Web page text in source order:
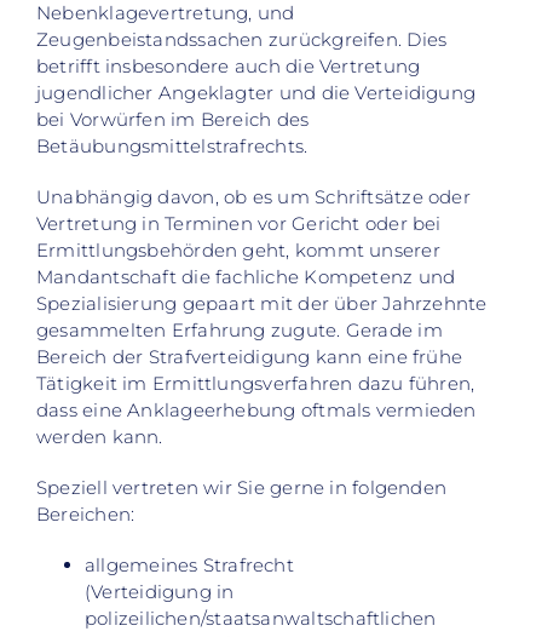
Nebenklagevertretung, und
Zeugenbeistandssachen zurückgreifen. Dies
betrifft insbesondere auch die Vertretung
jugendlicher Angeklagter und die Verteidigung
bei Vorwürfen im Bereich des
Betäubungsmittelstrafrechts.
Unabhängig davon, ob es um Schriftsätze oder
Vertretung in Terminen vor Gericht oder bei
Ermittlungsbehörden geht, kommt unserer
Mandantschaft die fachliche Kompetenz und
Spezialisierung gepaart mit der über Jahrzehnte
gesammelten Erfahrung zugute. Gerade im
Bereich der Strafverteidigung kann eine frühe
Tätigkeit im Ermittlungsverfahren dazu führen,
dass eine Anklageerhebung oftmals vermieden
werden kann.
Speziell vertreten wir Sie gerne in folgenden
Bereichen:
allgemeines Strafrecht
(Verteidigung in
polizeilichen/staatsanwaltschaftlichen